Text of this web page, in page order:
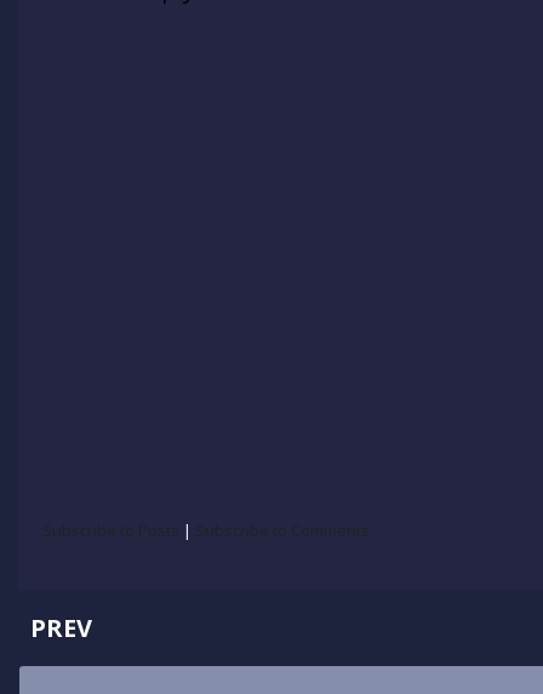
Subscribe to Posts | Subscribe to Comments
PREV